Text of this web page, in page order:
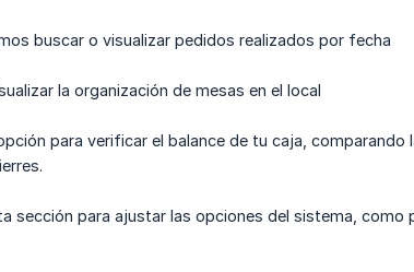
buscar o visualizar pedidos realizados por fecha
la organización de mesas en el local
para verificar el balance de tu caja,
sección para ajustar las opciones del sistema,